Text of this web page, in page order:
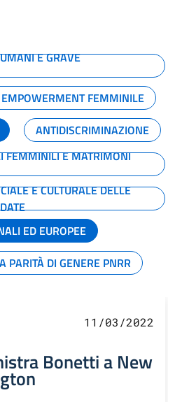
E GRAVE
EMPOWERMENT FEMMINILE
ANTIDISCRIMINAZIONE
FEMMINILI E MATRIMONI
E CULTURALE DELLE
ED EUROPEE
PARITÀ DI GENERE PNRR
11/03/2022
Bonetti a New